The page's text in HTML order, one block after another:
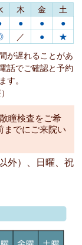
木 金
土
● ●
●
／ ●
★
が遅れることがあ
話でご確認と予約
す。
瞳検査をご希
までにご来院い
外）、日曜、祝